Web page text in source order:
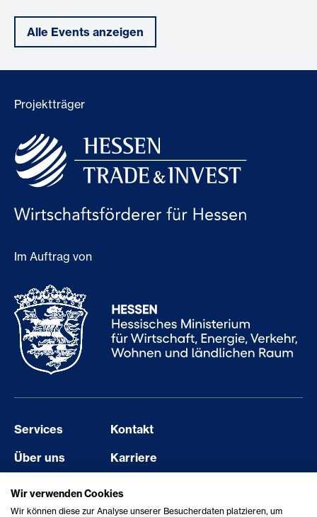
Alle Events anzeigen
Projektträger
Im Auftrag von
Services
Kontakt
Über uns
Karriere
Events
Barriere melden
Wir verwenden Cookies
Wir können diese zur Analyse unserer Besucherdaten platzieren, um